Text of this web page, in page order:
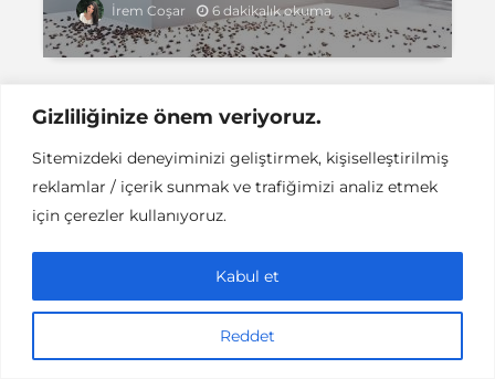
Gizliliğinize önem veriyoruz.
Sitemizdeki deneyiminizi geliştirmek, kişiselleştirilmiş
reklamlar / içerik sunmak ve trafiğimizi analiz etmek
için çerezler kullanıyoruz.
Reddet
Kabul et
İrem Coşar 6 dakikalık okuma
Instant DCPC © Her Hakkı Saklıdır |İLETİŞİM
This work is licensed under aCreative
Commons Attribution-NonCommercial-NoDerivatives 4.0